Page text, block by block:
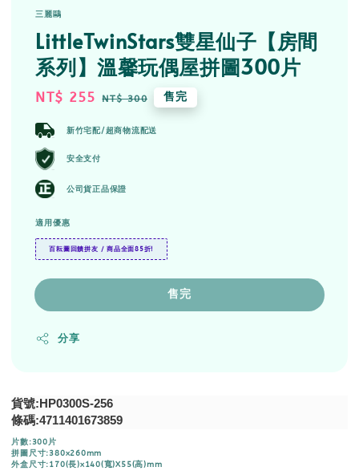
三麗鷗
LittleTwinStars雙星仙子【房間
系列】溫馨玩偶屋拼圖300片
Sale
NT$ 255 Regular
NT$ 300 售完
新竹宅配/超商物流配送
安全支付
公司貨正品保證
適用優惠
百耘圖回饋拼友 / 商品全面85折!
售完
分享
貨號:HP0300S-256
條碼:4711401673859
片數:300片
拼圖尺寸:380x260mm
外盒尺寸:170(長)x140(寬)X55(高)mm